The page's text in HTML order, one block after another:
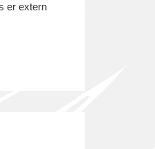
er extern